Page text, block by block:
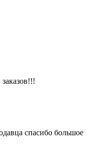
спасибо большое